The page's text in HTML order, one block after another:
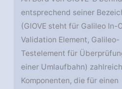
entsprechend seiner
(GIOVE steht für Galileo In-
Validation Element, Galileo-
Testelement für
einer Umlaufbahn)
Komponenten, die für einen